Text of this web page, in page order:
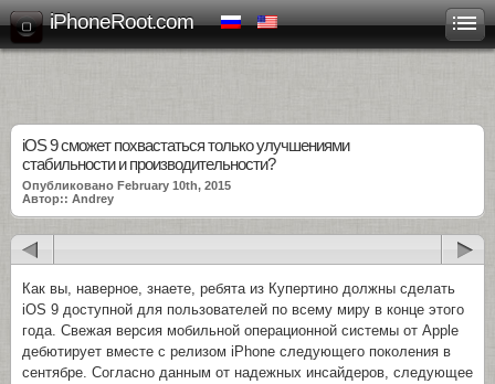
iPhoneRoot.com
iOS 9 сможет похвастаться только улучшениями
стабильности и производительности?
Опубликовано February 10th, 2015
Автор:: Andrey
Как вы, наверное, знаете, ребята из Купертино должны сделать
iOS 9 доступной для пользователей по всему миру в конце этого
года. Свежая версия мобильной операционной системы от Apple
дебютирует вместе с релизом iPhone следующего поколения в
сентябре. Согласно данным от надежных инсайдеров, следующее